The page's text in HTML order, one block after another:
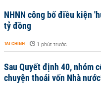
NHNN công bố điều kiện
tỷ đồng
TÀI CHÍNH - 1 phút trước
Sau Quyết định 40, nhóm
chuyện thoái vốn Nhà